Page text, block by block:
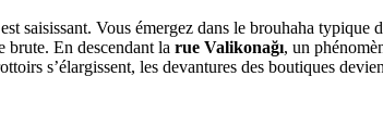
saisissant. Vous émergez dans le brouhaha
brute. En descendant la rue Valikonağı, un
s’élargissent, les devantures des boutiques